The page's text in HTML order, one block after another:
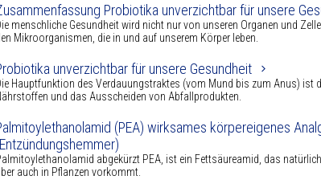
Probiotika unverzichtbar für unsere
menschliche Gesundheit wird nicht nur von unseren Organen und
Mikroorganismen, die in und auf unserem Körper leben.
unverzichtbar für unsere Gesundheit
Hauptfunktion des Verdauungstraktes (vom Mund bis zum Anus) ist
und das Ausscheiden von Abfallprodukten.
(PEA) wirksames körpereigenes
abgekürzt PEA, ist ein Fettsäureamid, das
auch in Pflanzen vorkommt.